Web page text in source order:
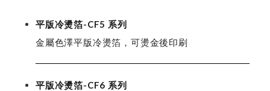
平版冷燙箔-CF5 系列
金屬色澤平版冷燙箔，可燙金後印刷
平版冷燙箔-CF6 系列